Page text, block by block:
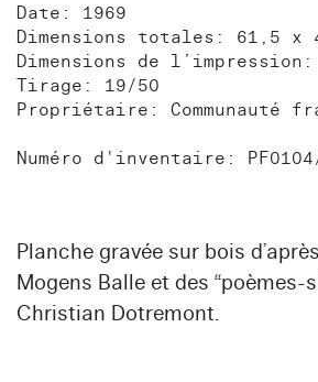
Date: 1969
Dimensions totales: 61,5 x
Dimensions de
Tirage: 19/50
Propriétaire: Communauté
Numéro d'inventaire:
Planche gravée sur bois
Mogens Balle et des “poèmes-
Christian Dotremont.